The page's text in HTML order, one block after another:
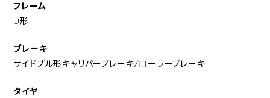
フレーム
U形
ブレーキ
サイドプル形キャリパーブレーキ/ローラーブレーキ
タイヤ